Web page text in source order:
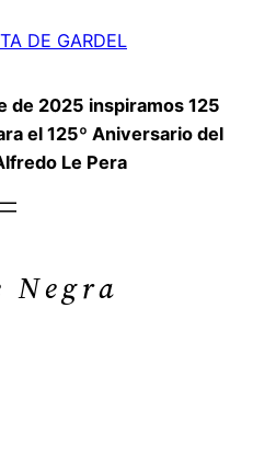
DE GARDEL
de 2025 inspiramos 125
el 125º Aniversario del
Le Pera
Negra